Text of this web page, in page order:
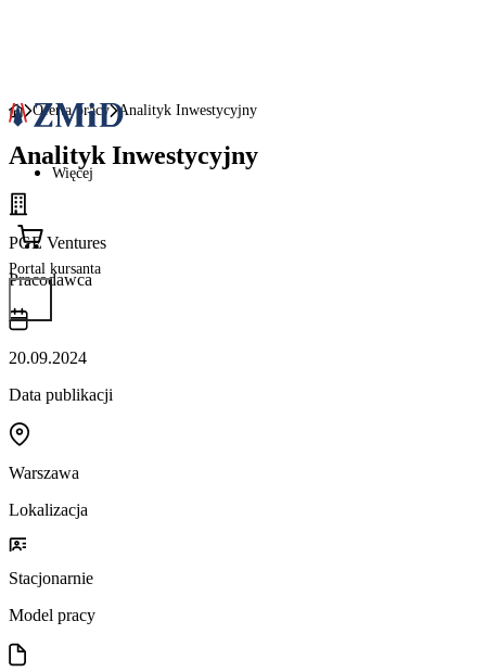
Więcej
Portal kursanta
Oferta pracy Analityk Inwestycyjny
Analityk Inwestycyjny
PGE Ventures
Pracodawca
20.09.2024
Data publikacji
Warszawa
Lokalizacja
Stacjonarnie
Model pracy